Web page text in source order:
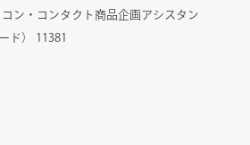
コン・コンタクト商品企画アシスタン
ド） 11381